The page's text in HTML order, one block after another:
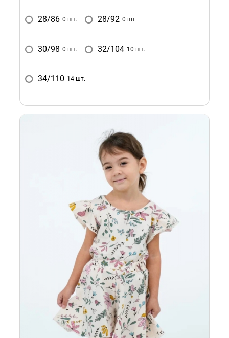
28/86 0 шт. 28/92 0 шт.
30/98 0 шт. 32/104 10 шт.
34/110 14 шт.